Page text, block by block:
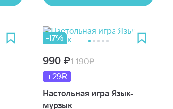
-17%
990
1 190
+29
Настольная игра Язык-
мурзык